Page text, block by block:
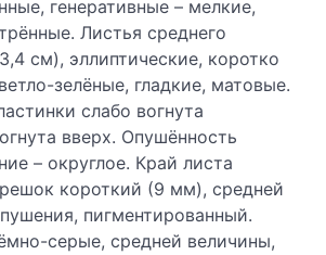
генеративные – мелкие,
Листья среднего
см), эллиптические, коротко
зелёные, гладкие, матовые.
слабо вогнута
вверх. Опушённость
– округлое. Край листа
короткий (9 мм), средней
пигментированный.
серые, средней величины,